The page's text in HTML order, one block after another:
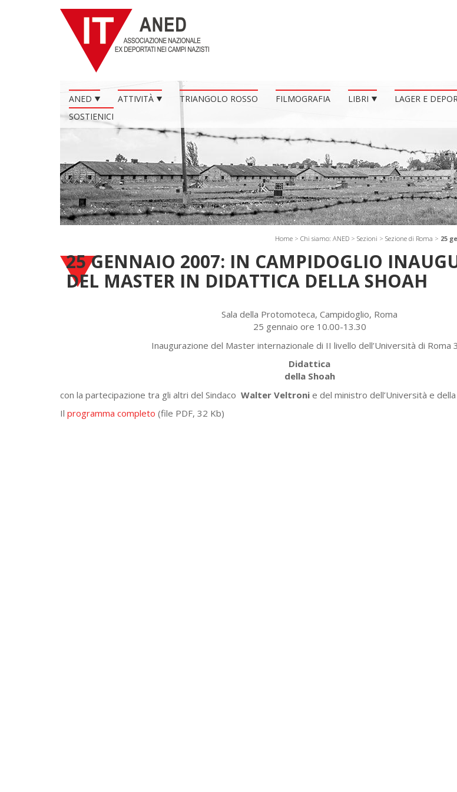
ANED ATTIVITÀ TRIANGOLO ROSSO FILMOGRAFIA LIBRI LAGER E
SOSTIENICI
Home > Chi siamo: ANED > Sezioni > Sezione di Roma > 25
25 GENNAIO 2007: IN CAMPIDOGLIO
DEL MASTER IN DIDATTICA DELLA SHOAH
Sala della Protomoteca, Campidoglio, Roma
25 gennaio ore 10.00-13.30
Inaugurazione del Master internazionale di II livello dell’Università di Roma
Didattica
della Shoah
con la partecipazione tra gli altri del Sindaco Walter Veltroni e del ministro dell’Università e
Il programma completo (file PDF, 32 Kb)